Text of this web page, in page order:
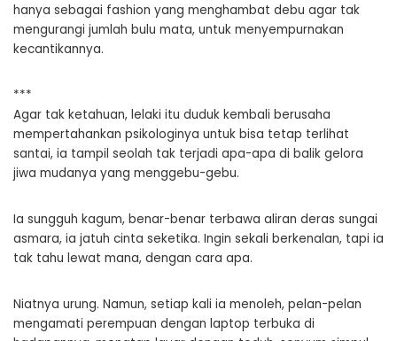
hanya sebagai fashion yang menghambat debu agar tak
mengurangi jumlah bulu mata, untuk menyempurnakan
kecantikannya.
***
Agar tak ketahuan, lelaki itu duduk kembali berusaha
mempertahankan psikologinya untuk bisa tetap terlihat
santai, ia tampil seolah tak terjadi apa-apa di balik gelora
jiwa mudanya yang menggebu-gebu.
Ia sungguh kagum, benar-benar terbawa aliran deras sungai
asmara, ia jatuh cinta seketika. Ingin sekali berkenalan, tapi ia
tak tahu lewat mana, dengan cara apa.
Niatnya urung. Namun, setiap kali ia menoleh, pelan-pelan
mengamati perempuan dengan laptop terbuka di